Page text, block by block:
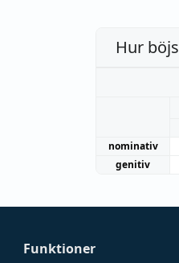
Hur böjs
nominativ
genitiv
Funktioner